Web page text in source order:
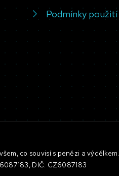
Podmínky použití
co souvisí s penězi a výdělkem.
DIČ: CZ6087183